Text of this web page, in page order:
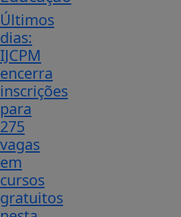
Últimos
dias:
IJCPM
encerra
inscrições
para
275
vagas
em
cursos
gratuitos